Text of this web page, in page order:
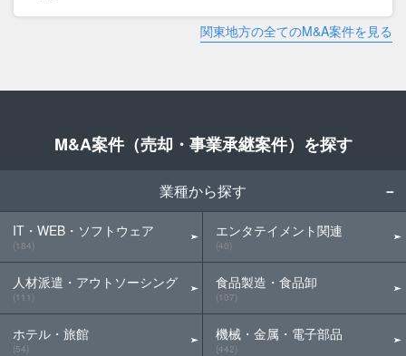
関東地方の全てのM&A案件を見る
M&A案件（売却・事業承継案件）を探す
業種から探す
IT・WEB・ソフトウェア
(184)
人材派遣・アウトソーシング
(111)
ホテル・旅館
(54)
エンタテイメント関連
(40)
食品製造・食品卸
(107)
機械・金属・電子部品
(442)